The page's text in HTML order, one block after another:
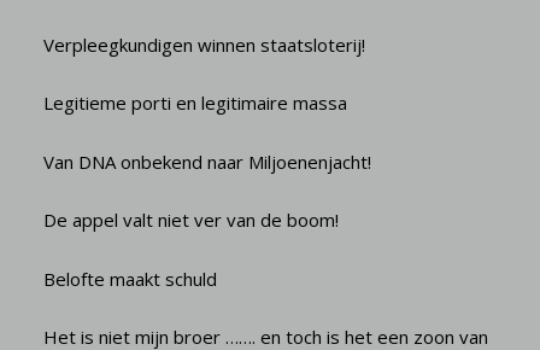
Verpleegkundigen winnen staatsloterij!
Legitieme porti en legitimaire massa
Van DNA onbekend naar Miljoenenjacht!
De appel valt niet ver van de boom!
Belofte maakt schuld
Het is niet mijn broer ……. en toch is het een zoon van